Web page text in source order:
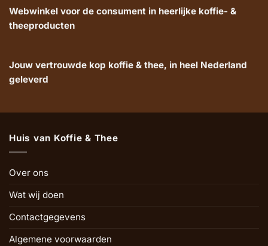
Webwinkel voor de consument in heerlijke koffie- &
theeproducten
Jouw vertrouwde kop koffie & thee, in heel Nederland
geleverd
Huis van Koffie & Thee
Over ons
Wat wij doen
Contactgegevens
Algemene voorwaarden